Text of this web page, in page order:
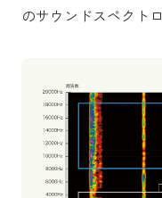
のサウンドスペクト